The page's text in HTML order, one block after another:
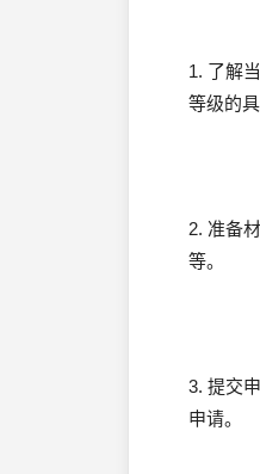
1. 了解
等级的具
2. 准备
等。
3. 提交
申请。